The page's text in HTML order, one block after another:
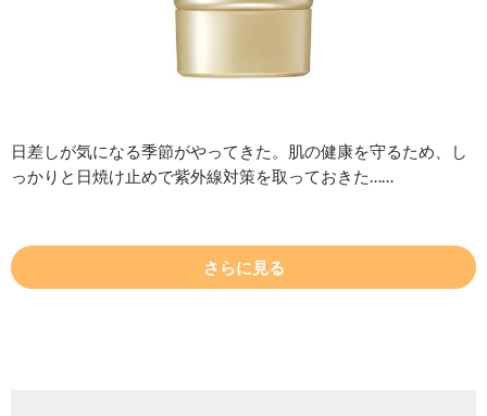
日差しが気になる季節がやってきた。肌の健康を守るため、し
っかりと日焼け止めで紫外線対策を取っておきた……
さらに見る